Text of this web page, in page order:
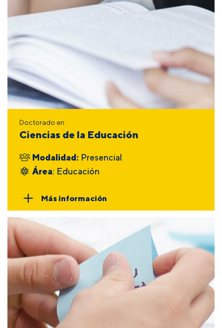
Doctorado en
Ciencias de la Educación
Modalidad: Presencial
Área: Educación
Más información